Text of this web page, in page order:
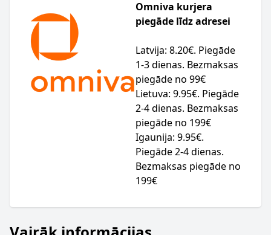
Omniva kurjera
piegāde līdz adresei
Latvija: 8.20€. Piegāde
1-3 dienas. Bezmaksas
piegāde no 99€
Lietuva: 9.95€. Piegāde
2-4 dienas. Bezmaksas
piegāde no 199€
Igaunija: 9.95€.
Piegāde 2-4 dienas.
Bezmaksas piegāde no
199€